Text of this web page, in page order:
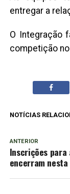
entregar a
O Integração
competição no
NOTÍCIAS
ANTERIOR
Inscrições para
encerram